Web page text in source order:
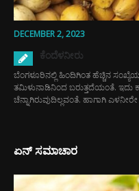
DECEMBER 2, 2023
ಕೆಂದೆಳನೀರು
ಬೆಂಗಳೂರಿನಲ್ಲಿ ಹಿಂದಿಗಿಂತ ಹೆಚ್ಚಿನ
ತಮಿಳುನಾಡಿನಿಂದ ಬರುತ್ತದೆಯಂತೆ.
ಚೆನ್ನಾಗಿರುವುದಿಲ್ಲವಂತೆ. ಹಾಗಾಗಿ
ಏನ್ ಸಮಾಚಾರ